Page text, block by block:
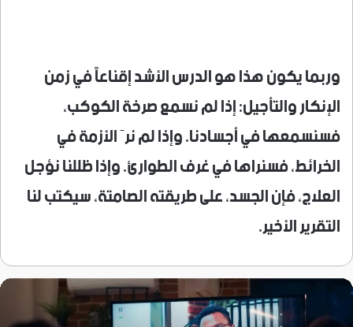
وربما يكون هذا هو الدرس الأشد إقناعاً في زمن
الإنكار والتأجيل: إذا لم نسمع صرخة الكوكب،
فسنسمعها في أجسادنا. وإذا لم نرَ الأزمة في
الخرائط، فسنراها في غرف الطوارئ. وإذا ظللنا نؤجل
العلاج، فإن الجسد، على طريقته الصامتة، سيكتب لنا
التقرير الأخير.